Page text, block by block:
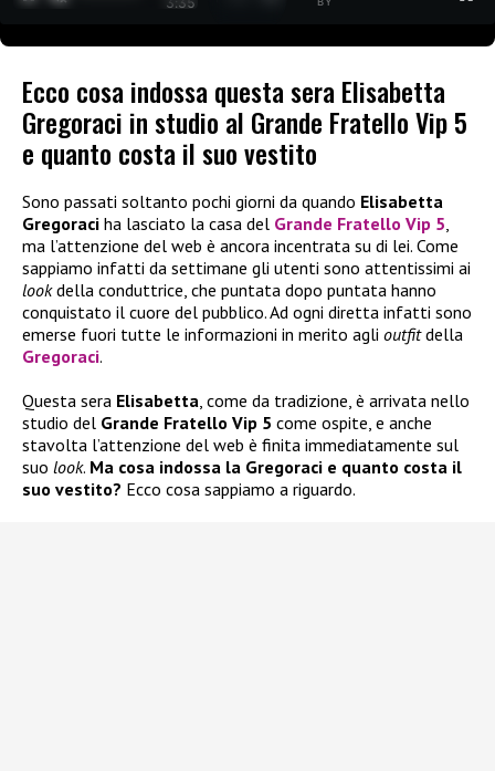
Ecco cosa indossa questa sera Elisabetta
Gregoraci in studio al Grande Fratello Vip 5
e quanto costa il suo vestito
Sono passati soltanto pochi giorni da quando Elisabetta
Gregoraci ha lasciato la casa del Grande Fratello Vip 5,
ma l’attenzione del web è ancora incentrata su di lei. Come
sappiamo infatti da settimane gli utenti sono attentissimi ai
lookdella conduttrice, che puntata dopo puntata hanno
conquistato il cuore del pubblico. Ad ogni diretta infatti sono
emerse fuori tutte le informazioni in merito agli outfitdella
Gregoraci.
Questa sera Elisabetta, come da tradizione, è arrivata nello
studio del Grande Fratello Vip 5 come ospite, e anche
stavolta l’attenzione del web è finita immediatamente sul
suo look. Ma cosa indossa la Gregoraci e quanto costa il
suo vestito? Ecco cosa sappiamo a riguardo.